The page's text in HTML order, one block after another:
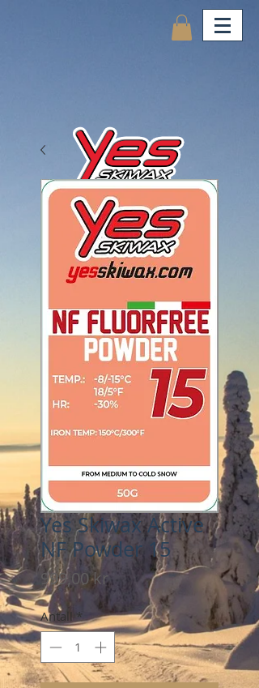
Yes Skiwax Active
NF Powder 15
999,00 krPris
Antall *